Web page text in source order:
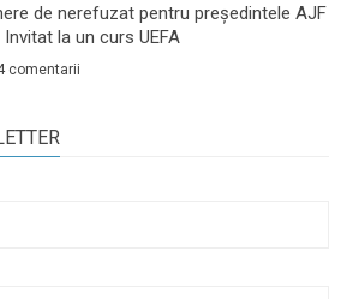
de nerefuzat pentru preşedintele AJF
la un curs UEFA
comentarii